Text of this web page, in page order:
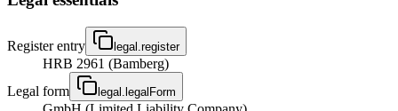
Register entry legal.register
HRB 2961 (Bamberg)
Legal form
legal.legalForm